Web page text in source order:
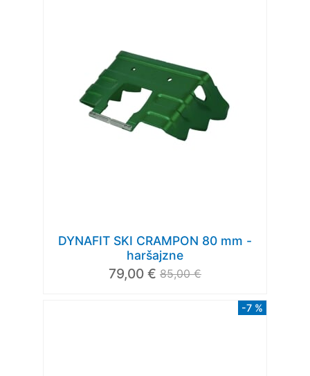
DYNAFIT SKI CRAMPON 80 mm -
haršajzne
79,00 € 85,00 €
-7 %